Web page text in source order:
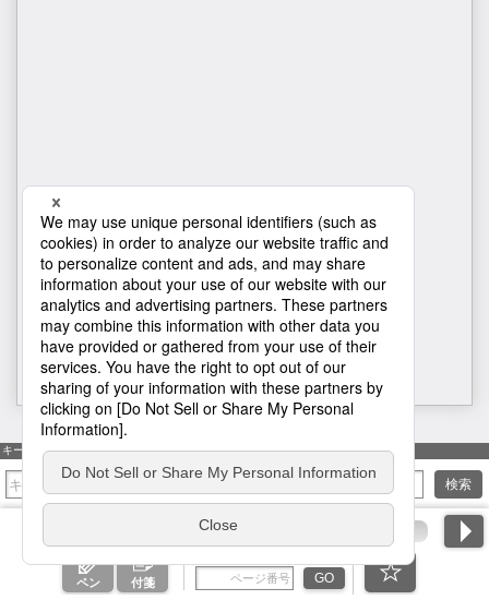
H1
キーワード検索
検索
ペン 付箋 GO